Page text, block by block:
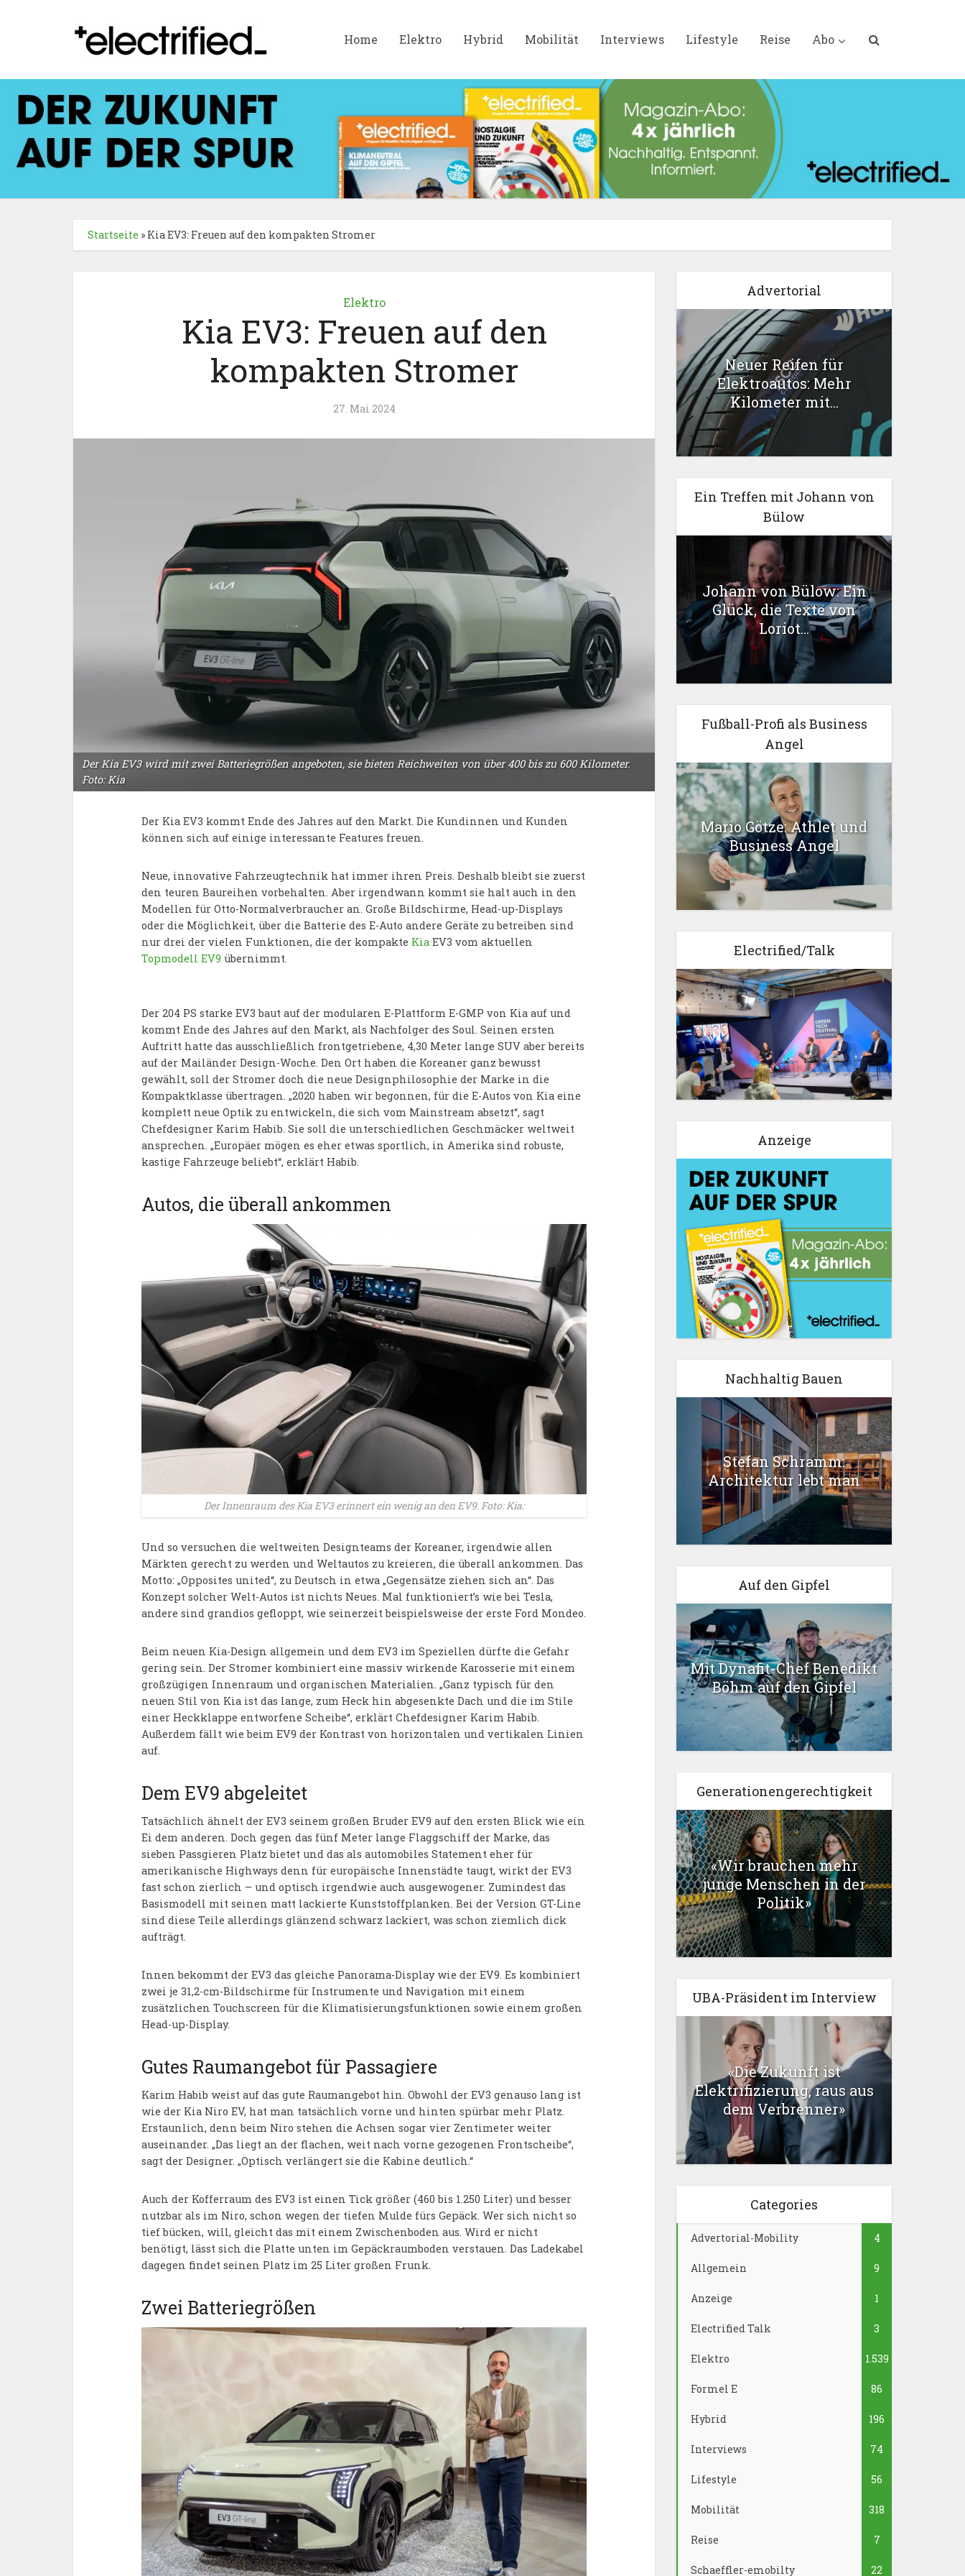
Home Elektro Hybrid Mobilität Interviews Lifestyle Reise Abo
Startseite » Kia EV3: Freuen auf den kompakten Stromer
Elektro
Kia EV3: Freuen auf den
kompakten Stromer
27. Mai 2024
Der Kia EV3 wird mit zwei Batteriegrößen angeboten, sie bieten Reichweiten von über 400 bis zu 600 Kilometer.
Foto: Kia
Der Kia EV3 kommt Ende des Jahres auf den Markt. Die Kundinnen und Kunden
können sich auf einige interessante Features freuen.
Neue, innovative Fahrzeugtechnik hat immer ihren Preis. Deshalb bleibt sie zuerst
den teuren Baureihen vorbehalten. Aber irgendwann kommt sie halt auch in den
Modellen für Otto-Normalverbraucher an. Große Bildschirme, Head-up-Displays
oder die Möglichkeit, über die Batterie des E-Auto andere Geräte zu betreiben sind
nur drei der vielen Funktionen, die der kompakte Kia EV3 vom aktuellen
Topmodell EV9 übernimmt.
Der 204 PS starke EV3 baut auf der modularen E-Plattform E-GMP von Kia auf und
kommt Ende des Jahres auf den Markt, als Nachfolger des Soul. Seinen ersten
Auftritt hatte das ausschließlich frontgetriebene, 4,30 Meter lange SUV aber bereits
auf der Mailänder Design-Woche. Den Ort haben die Koreaner ganz bewusst
gewählt, soll der Stromer doch die neue Designphilosophie der Marke in die
Kompaktklasse übertragen. „2020 haben wir begonnen, für die E-Autos von Kia eine
komplett neue Optik zu entwickeln, die sich vom Mainstream absetzt“, sagt
Chefdesigner Karim Habib. Sie soll die unterschiedlichen Geschmäcker weltweit
ansprechen. „Europäer mögen es eher etwas sportlich, in Amerika sind robuste,
kastige Fahrzeuge beliebt“, erklärt Habib.
Autos, die überall ankommen
Der Innenraum des Kia EV3 erinnert ein wenig an den EV9. Foto: Kia:
Und so versuchen die weltweiten Designteams der Koreaner, irgendwie allen
Märkten gerecht zu werden und Weltautos zu kreieren, die überall ankommen. Das
Motto: „Opposites united“, zu Deutsch in etwa „Gegensätze ziehen sich an“. Das
Konzept solcher Welt-Autos ist nichts Neues. Mal funktioniert’s wie bei Tesla,
andere sind grandios gefloppt, wie seinerzeit beispielsweise der erste Ford Mondeo.
Beim neuen Kia-Design allgemein und dem EV3 im Speziellen dürfte die Gefahr
gering sein. Der Stromer kombiniert eine massiv wirkende Karosserie mit einem
großzügigen Innenraum und organischen Materialien. „Ganz typisch für den
neuen Stil von Kia ist das lange, zum Heck hin abgesenkte Dach und die im Stile
einer Heckklappe entworfene Scheibe“, erklärt Chefdesigner Karim Habib.
Außerdem fällt wie beim EV9 der Kontrast von horizontalen und vertikalen Linien
auf.
Dem EV9 abgeleitet
Tatsächlich ähnelt der EV3 seinem großen Bruder EV9 auf den ersten Blick wie ein
Ei dem anderen. Doch gegen das fünf Meter lange Flaggschiff der Marke, das
sieben Passgieren Platz bietet und das als automobiles Statement eher für
amerikanische Highways denn für europäische Innenstädte taugt, wirkt der EV3
fast schon zierlich – und optisch irgendwie auch ausgewogener. Zumindest das
Basismodell mit seinen matt lackierte Kunststoffplanken. Bei der Version GT-Line
sind diese Teile allerdings glänzend schwarz lackiert, was schon ziemlich dick
aufträgt.
Innen bekommt der EV3 das gleiche Panorama-Display wie der EV9. Es kombiniert
zwei je 31,2-cm-Bildschirme für Instrumente und Navigation mit einem
zusätzlichen Touchscreen für die Klimatisierungsfunktionen sowie einem großen
Head-up-Display.
Gutes Raumangebot für Passagiere
Karim Habib weist auf das gute Raumangebot hin. Obwohl der EV3 genauso lang ist
wie der Kia Niro EV, hat man tatsächlich vorne und hinten spürbar mehr Platz.
Erstaunlich, denn beim Niro stehen die Achsen sogar vier Zentimeter weiter
auseinander. „Das liegt an der flachen, weit nach vorne gezogenen Frontscheibe“,
sagt der Designer. „Optisch verlängert sie die Kabine deutlich.“
Auch der Kofferraum des EV3 ist einen Tick größer (460 bis 1.250 Liter) und besser
nutzbar als im Niro, schon wegen der tiefen Mulde fürs Gepäck. Wer sich nicht so
tief bücken, will, gleicht das mit einem Zwischenboden aus. Wird er nicht
benötigt, lässt sich die Platte unten im Gepäckraumboden verstauen. Das Ladekabel
dagegen findet seinen Platz im 25 Liter großen Frunk.
Zwei Batteriegrößen
Advertorial
Neuer Reifen für
Elektroautos: Mehr
Kilometer mit...
Ein Treffen mit Johann von
Bülow
Johann von Bülow: Ein
Glück, die Texte von
Loriot...
Fußball-Profi als Business
Angel
Mario Götze: Athlet und
Business Angel
Electrified/Talk
Anzeige
Nachhaltig Bauen
Stefan Schramm:
Architektur lebt man
Auf den Gipfel
Mit Dynafit-Chef Benedikt
Böhm auf den Gipfel
Generationengerechtigkeit
«Wir brauchen mehr
junge Menschen in der
Politik»
UBA-Präsident im Interview
«Die Zukunft ist
Elektrifizierung, raus aus
dem Verbrenner»
Categories
Advertorial-Mobility 4
Allgemein 9
Anzeige 1
Electrified Talk 3
Elektro 1.539
Formel E 86
Hybrid 196
Interviews 74
Lifestyle 56
Mobilität 318
Reise 7
Schaeffler-emobilty 22